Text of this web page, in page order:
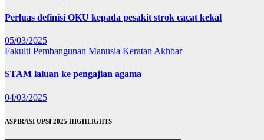
Perluas definisi OKU kepada pesakit strok cacat kekal
05/03/2025
Fakulti Pembangunan Manusia Keratan Akhbar
STAM laluan ke pengajian agama
04/03/2025
ASPIRASI UPSI 2025 HIGHLIGHTS